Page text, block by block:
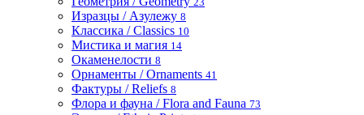
Изразцы / Азулежу 8
Классика / Classics 10
Мистика и магия 14
Окаменелости 8
Орнаменты / Ornaments 41
Фактуры / Reliefs 8
Флора и фауна / Flora and Fauna 73